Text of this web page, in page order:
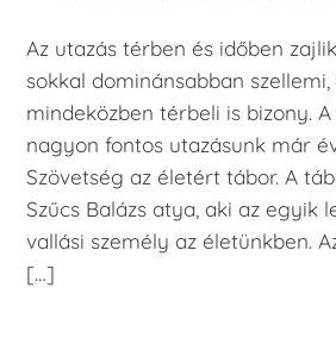
Az utazás térben és időben
sokkal dominánsabban
mindeközben térbeli is bizony.
nagyon fontos utazásunk már
Szövetség az életért tábor. A
Szűcs Balázs atya, aki az egyik
vallási személy az életünkben.
[…]